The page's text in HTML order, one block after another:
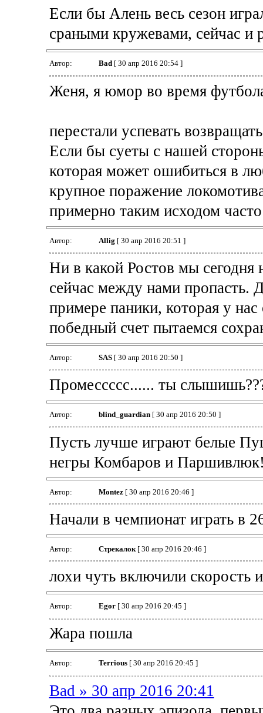
Если бы Алень весь сезон
сраными кружевами, сейчас и
Автор: Bad[ 30 апр 2016 20:54 ]
Женя, я юмор во время
перестали успевать
Если бы суеты с нашей
которая может ошибиться в
крупное поражение
примерно таким исходом
Автор: Allig [ 30 апр 2016 20:51 ]
Ни в какой Ростов мы сегодня
сейчас между нами пропасть.
примере паники, которая у
победный счет пытаемся
Автор: SAS[ 30 апр 2016 20:50 ]
Промессссс...... ты
Автор: blind_guardian[ 30 апр 2016 20:50 ]
Пусть лучше играют белые
негры Комбаров и
Автор: Montez[ 30 апр 2016 20:46 ]
Начали в чемпионат играть в
Автор: Стрекалок[ 30 апр 2016 20:46 ]
лохи чуть включили скорость
Автор: Egor[ 30 апр 2016 20:45 ]
Жара пошла
Автор: Terrious[ 30 апр 2016 20:45 ]
Bad » 30 апр 2016 20:41